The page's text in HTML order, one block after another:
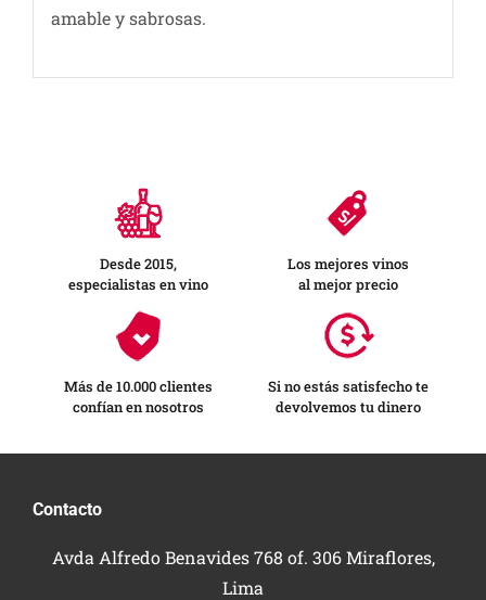
amable y sabrosas.
Desde 2015,
especialistas en vino
Los mejores vinos
al mejor precio
Más de 10.000 clientes
confían en nosotros
Si no estás satisfecho te
devolvemos tu dinero
Contacto
Avda Alfredo Benavides 768 of. 306 Miraflores,
Lima